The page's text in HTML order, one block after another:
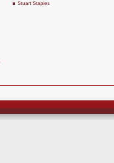
Stuart Staples